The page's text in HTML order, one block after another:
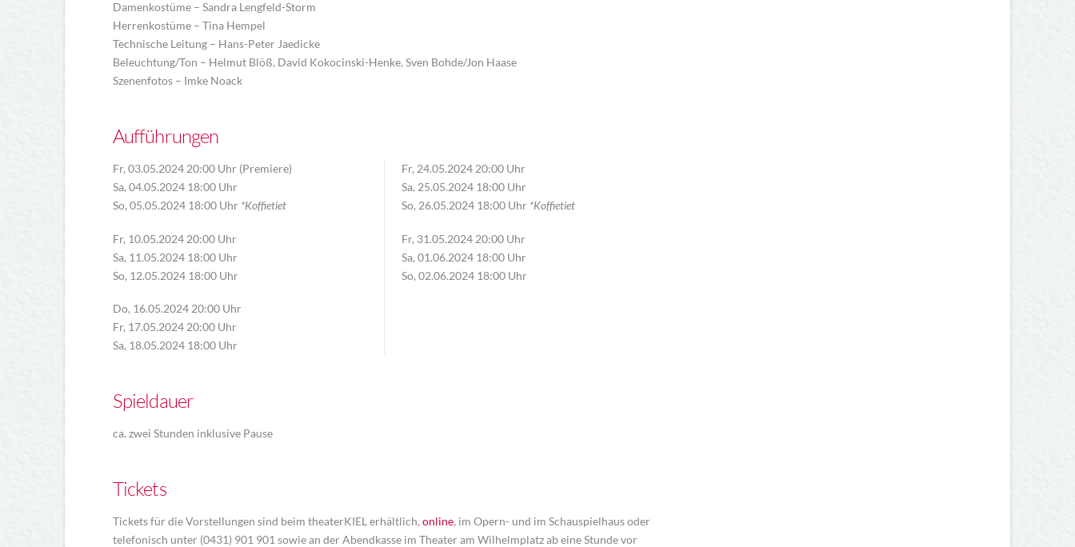
Damenkostüme – Sandra Lengfeld-Storm
Herrenkostüme – Tina Hempel
Technische Leitung – Hans-Peter Jaedicke
Beleuchtung/Ton – Helmut Blöß, David Kokocinski-Henke, Sven Bohde/Jon Haase
Szenenfotos – Imke Noack
Aufführungen
Fr, 03.05.2024 20:00 Uhr (Premiere)
Sa, 04.05.2024 18:00 Uhr
So, 05.05.2024 18:00 Uhr *Koffietiet
Fr, 10.05.2024 20:00 Uhr
Sa, 11.05.2024 18:00 Uhr
So, 12.05.2024 18:00 Uhr
Do, 16.05.2024 20:00 Uhr
Fr, 17.05.2024 20:00 Uhr
Sa, 18.05.2024 18:00 Uhr
Fr, 24.05.2024 20:00 Uhr
Sa, 25.05.2024 18:00 Uhr
So, 26.05.2024 18:00 Uhr *Koffietiet
Fr, 31.05.2024 20:00 Uhr
Sa, 01.06.2024 18:00 Uhr
So, 02.06.2024 18:00 Uhr
Spieldauer
ca. zwei Stunden inklusive Pause
Tickets
Tickets für die Vorstellungen sind beim theaterKIEL erhältlich, online, im Opern- und im Schauspielhaus oder
telefonisch unter (0431) 901 901 sowie an der Abendkasse im Theater am Wilhelmplatz ab eine Stunde vor